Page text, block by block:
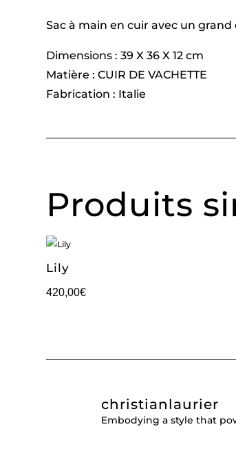
Sac à main en cuir avec un
Dimensions : 39 X 36 X 12 cm
Matière : CUIR DE VACHETTE
Fabrication : Italie
Produits
Lily
420,00€
christianlaurier
Embodying a style that